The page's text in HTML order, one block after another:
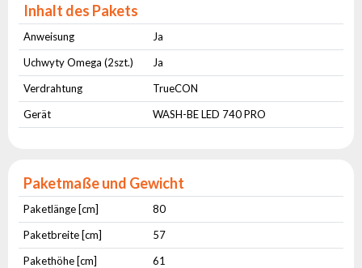
Inhalt des Pakets
Anweisung
Ja
Uchwyty Omega (2szt.)
Ja
Verdrahtung
TrueCON
Gerät
WASH-BE LED 740 PRO
Paketmaße und Gewicht
Paketlänge [cm]
80
Paketbreite [cm]
57
Pakethöhe [cm]
61